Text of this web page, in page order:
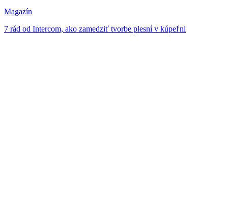
Magazín
7 rád od Intercom, ako zamedziť tvorbe plesní v kúpeľni